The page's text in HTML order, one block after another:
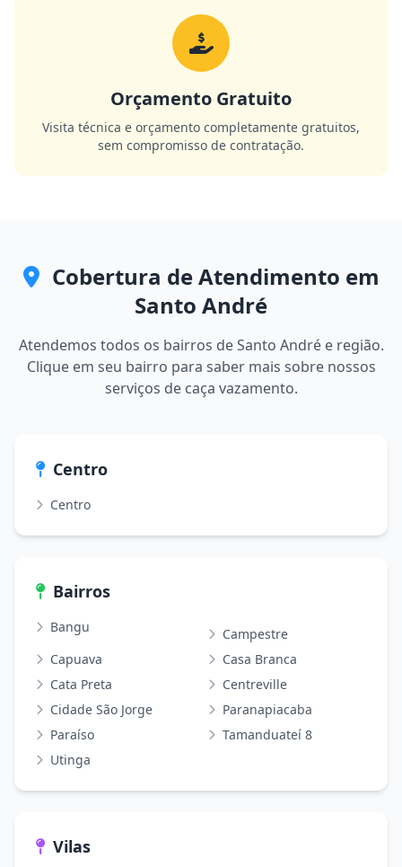
Orçamento Gratuito
Visita técnica e orçamento completamente gratuitos,
sem compromisso de contratação.
Cobertura de Atendimento em
Santo André
Atendemos todos os bairros de Santo André e região.
Clique em seu bairro para saber mais sobre nossos
serviços de caça vazamento.
Centro
Centro
Bairros
Bangu
Campestre
Capuava
Casa Branca
Cata Preta
Centreville
Cidade São Jorge
Paranapiacaba
Paraíso
Tamanduateí 8
Utinga
Vilas